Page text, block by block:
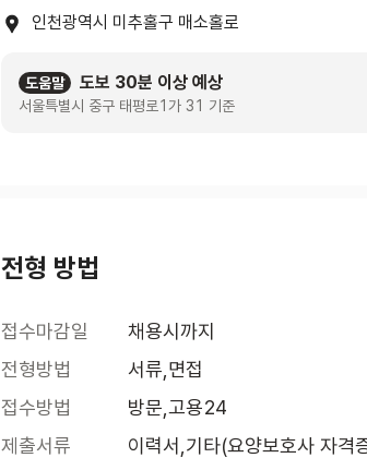
인천광역시 미추홀구 매소홀로
도움말 도보 30분 이상 예상
서울특별시 중구 태평로1가 31 기준
전형 방법
접수마감일
채용시까지
전형방법
서류,면접
접수방법
방문,고용24
제출서류
이력서,기타(요양보호사 자격